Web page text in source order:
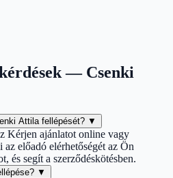
— Csenki
Attila fellépését? ▼
Kérjen ajánlatot online vagy
előadó elérhetőségét az Ön
és segít a szerződéskötésben.
▼